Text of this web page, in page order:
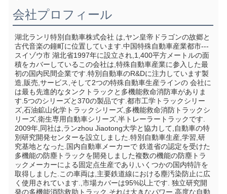
会社プロフィール
湖北ランリ特別自動車株式会社 は,ヤン皇帝ドラゴンの故郷と
古代音楽の鐘町に位置しています.中国特殊自動車産業都市---
スイゾウ市 湖北省1997年に設立され,1,400平方メートルの面
積をカバーしているこの会社は,特殊自動車産業に参入した最
初の国内民間企業です.特別自動車のR&Dに注力しています製
造,販売,サービス,そして2つの特殊自動車生産ラインの 会社に
は最も先進的なタンクトラックと多機能救命消防車がありま
す.5つのシリーズと370の製品です.都市工学トラックシリー
ズ,石油鉱山化学トラックシリーズ,多機能救命消防トラックシ
リーズ,衛生専用自動車シリーズ,半トレーラートラックです.
2009年,同社は,ランzhou Jiaotong大学と協力して,自動車の特
別研究開発センターを設立しました.特別自動車生産,学習,研
究基地となった.国内自動車メーカーで 鉄道省の認定を受けた
多機能の防塵トラックを開発しました複数の機能の防塵トラ
ックメーカーによる固定点生産であり,いくつかの国内特許を
取得しました.この車両は,主要鉄道線における塵汚染防止に広
く使用されています.,市場カバーは95%以上です. 独立研究開
発の多機能消防救助トラック,それは大きなパワー,高度な自動